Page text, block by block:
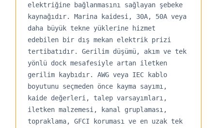
elektriğine bağlanmasını sağlayan şebeke
kaynağıdır. Marina kaidesi, 30A, 50A veya
daha büyük tekne yüklerine hizmet
edebilen bir dış mekan elektrik prizi
tertibatıdır. Gerilim düşümü, akım ve tek
yönlü dock mesafesiyle artan iletken
gerilim kaybıdır. AWG veya IEC kablo
boyutunu seçmeden önce kayma sayımı,
kaide değerleri, talep varsayımları,
iletken malzemesi, kanal gruplaması,
topraklama, GFCI koruması ve en uzak tek